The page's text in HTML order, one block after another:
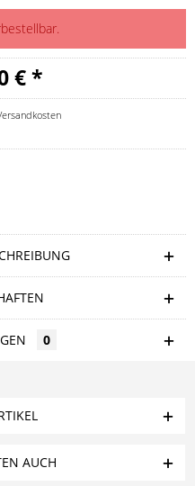
€ *
0
AUCH